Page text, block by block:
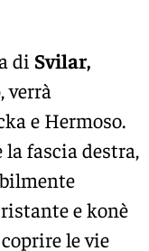
di Svilar,
, verrà
e Hermoso.
fascia destra,
e konè
le vie